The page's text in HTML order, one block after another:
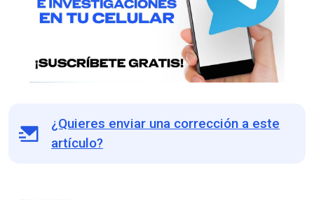
¿Quieres enviar una corrección a este
artículo?